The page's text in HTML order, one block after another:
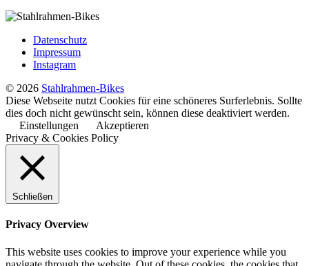
Datenschutz
Impressum
Instagram
© 2026 Stahlrahmen-Bikes
Diese Webseite nutzt Cookies für eine schöneres Surferlebnis. Sollte
dies doch nicht gewünscht sein, können diese deaktiviert werden.
Einstellungen
Akzeptieren
Privacy & Cookies Policy
Schließen
Privacy Overview
This website uses cookies to improve your experience while you